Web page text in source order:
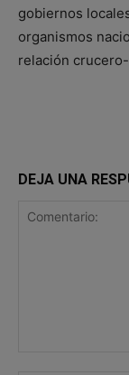
gobiernos
organismos
relación
DEJA UNA